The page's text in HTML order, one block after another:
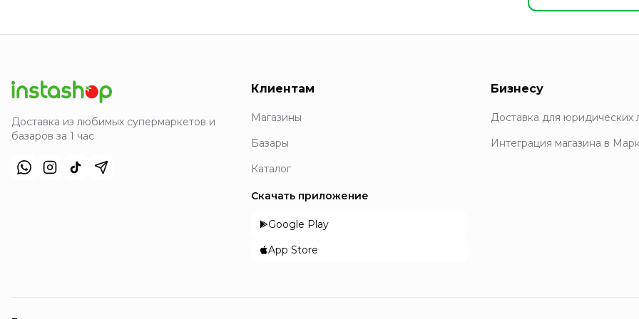
Доставка из любимых супермаркетов и
базаров за 1 час
Клиентам
Магазины
Базары
Каталог
Скачать приложение
Google Play
App Store
Бизнесу
Доставка для юридических
Интеграция магазина в